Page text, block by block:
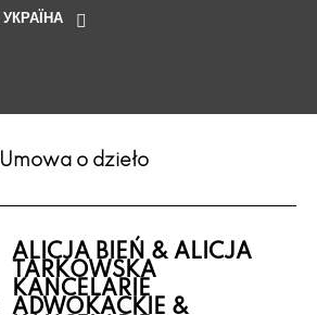
УКРАЇНА
Umowa o dzieło
ALICJA BIEŃ & ALICJA
TARKOWSKA
KANCELARIE
ADWOKACKIE &